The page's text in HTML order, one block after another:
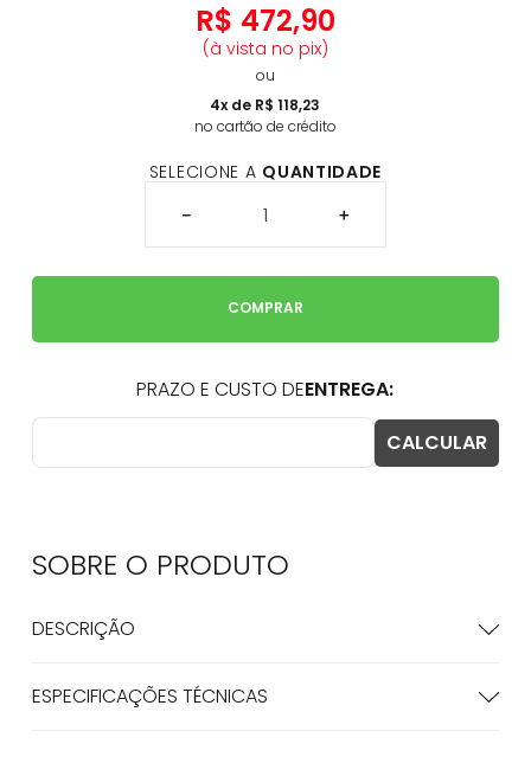
R$ 472,90
(à vista no pix)
ou
4x de R$ 118,23
no cartão de crédito
SELECIONE A QUANTIDADE
＋
－
COMPRAR
SOBRE O PRODUTO
DESCRIÇÃO
ESPECIFICAÇÕES TÉCNICAS